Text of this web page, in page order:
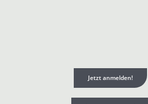
Jetzt anmelden!